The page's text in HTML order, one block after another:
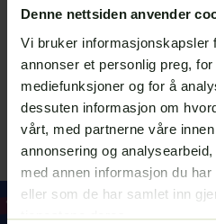
Denne nettsiden anvender
Vi bruker informasjonskapsler
annonser et personlig preg,
mediefunksjoner og for å
dessuten informasjon om
vårt, med partnerne våre
annonsering og
med annen informasjon du
eller som de har samlet inn
tjenestene deres.
Skreddersydd strategi
Profesjonelt
Målbare resultater
La oss gjøre
vakker og effektiv!